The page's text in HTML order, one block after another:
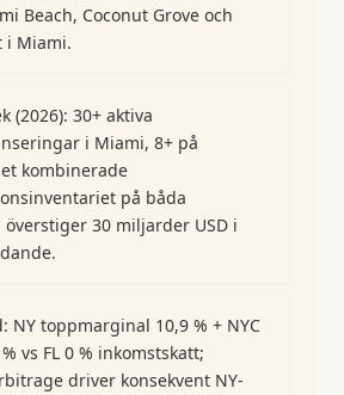
Beach, Coconut Grove och
i Miami.
(2026): 30+ aktiva
i Miami, 8+ på
kombinerade
på båda
30 miljarder USD i
NY toppmarginal 10,9 % + NYC
vs FL 0 % inkomstskatt;
driver konsekvent NY-